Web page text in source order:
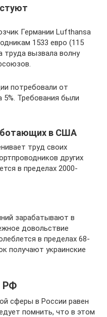
Германии Lufthansa
1533 евро (115
труда вызвала волну
потребовали от
5%. Требования были
в США
труд своих
других
в пределах 2000-
зарабатывают в
довольствие
в пределах 68-
получают украинские
РФ
сферы в России равен
помнить, что в этом